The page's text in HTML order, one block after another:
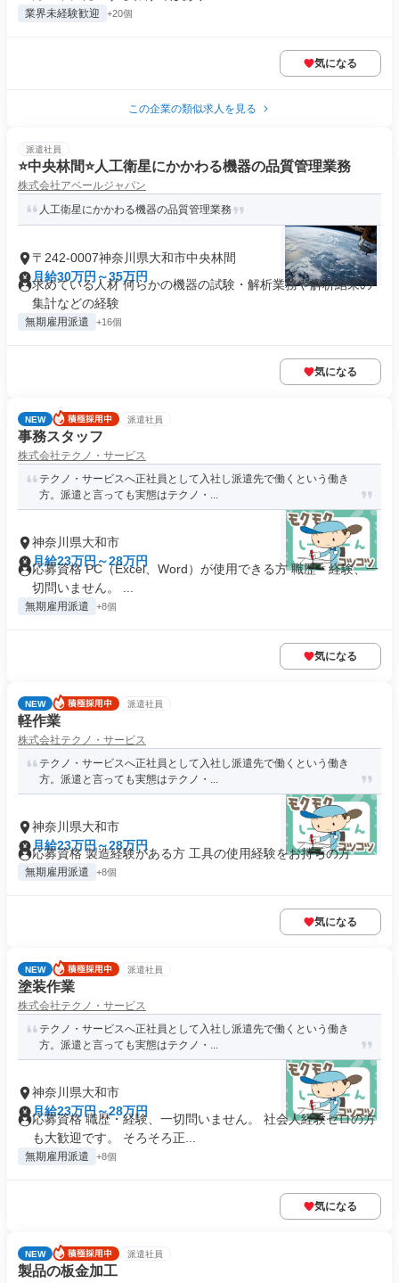
業界未経験歓迎 +20個
気になる
この企業の類似求人を見る
派遣社員
⭐中央林間⭐人工衛星にかかわる機器の品質管理業務
株式会社アベールジャパン
人工衛星にかかわる機器の品質管理業務
〒242-0007神奈川県大和市中央林間
月給30万円～35万円
求めている人材 何らかの機器の試験・解析業務や解析結果の
集計などの経験
無期雇用派遣 +16個
気になる
NEW 派遣社員
事務スタッフ
株式会社テクノ・サービス
テクノ・サービスへ正社員として入社し派遣先で働くという働き
方。派遣と言っても実態はテクノ・...
神奈川県大和市
月給23万円～28万円
応募資格 PC（Excel、Word）が使用できる方 職歴・経験、一
切問いません。 ...
無期雇用派遣 +8個
気になる
NEW 派遣社員
軽作業
株式会社テクノ・サービス
テクノ・サービスへ正社員として入社し派遣先で働くという働き
方。派遣と言っても実態はテクノ・...
神奈川県大和市
月給23万円～28万円
応募資格 製造経験がある方 工具の使用経験をお持ちの方
無期雇用派遣 +8個
気になる
NEW 派遣社員
塗装作業
株式会社テクノ・サービス
テクノ・サービスへ正社員として入社し派遣先で働くという働き
方。派遣と言っても実態はテクノ・...
神奈川県大和市
月給23万円～28万円
応募資格 職歴・経験、一切問いません。 社会人経験ゼロの方
も大歓迎です。 そろそろ正...
無期雇用派遣 +8個
気になる
NEW 派遣社員
製品の板金加工